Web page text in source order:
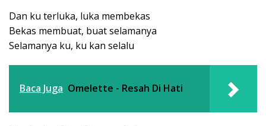
Dan ku terluka, luka membekas
Bekas membuat, buat selamanya
Selamanya ku, ku kan selalu
Baca Juga Omelette - Resah Di Hati